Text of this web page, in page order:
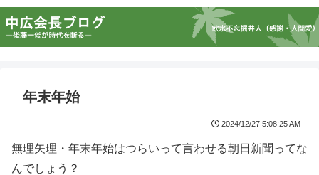
年末年始
2024/12/27 5:08:25 AM
無理矢理・年末年始はつらいって言わせる朝日新聞ってな
んでしょう？